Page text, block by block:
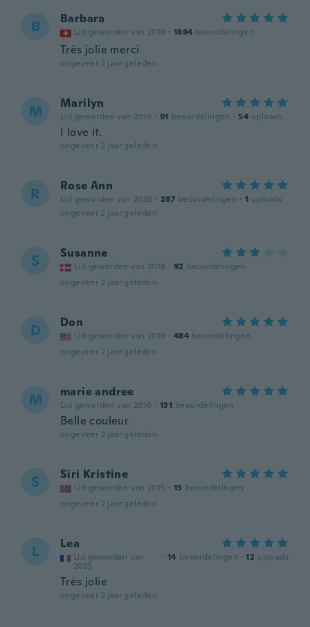
B Barbara
Lid geworden van 2019 · 1894 beoordelingen
Très jolie merci
ongeveer 2 jaar geleden
M Marilyn
Lid geworden van 2019 · 91 beoordelingen · 54 uploads
I love it.
ongeveer 2 jaar geleden
R Rose Ann
Lid geworden van 2020 · 287 beoordelingen · 1 uploads
ongeveer 2 jaar geleden
S Susanne
Lid geworden van 2018 · 92 beoordelingen
ongeveer 2 jaar geleden
D Don
Lid geworden van 2019 · 484 beoordelingen
ongeveer 2 jaar geleden
M marie andree
Lid geworden van 2016 · 131 beoordelingen
Belle couleur
ongeveer 2 jaar geleden
S Siri Kristine
Lid geworden van 2015 · 15 beoordelingen
ongeveer 2 jaar geleden
L Lea
Lid geworden van
2023
· 14 beoordelingen · 12 uploads
Très jolie
ongeveer 2 jaar geleden